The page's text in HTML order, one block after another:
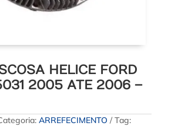
HELICE FORD
2005 ATE 2006 –
ARREFECIMENTO
Tag: